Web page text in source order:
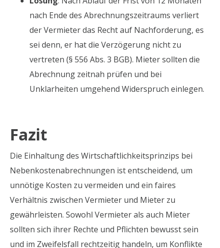
nach Ende des Abrechnungszeitraums verliert
der Vermieter das Recht auf Nachforderung, es
sei denn, er hat die Verzögerung nicht zu
vertreten (§ 556 Abs. 3 BGB). Mieter sollten die
Abrechnung zeitnah prüfen und bei
Unklarheiten umgehend Widerspruch einlegen.
Fazit
Die Einhaltung des Wirtschaftlichkeitsprinzips bei
Nebenkostenabrechnungen ist entscheidend, um
unnötige Kosten zu vermeiden und ein faires
Verhältnis zwischen Vermieter und Mieter zu
gewährleisten. Sowohl Vermieter als auch Mieter
sollten sich ihrer Rechte und Pflichten bewusst sein
und im Zweifelsfall rechtzeitig handeln, um Konflikte